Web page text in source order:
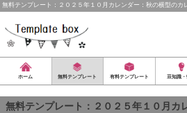
無料テンプレート：２０２５年１０月カレンダー：秋の横型のカ
ホーム 無料テンプレート 有料テンプレート 豆知識・
無料テンプレート：２０２５年１０月カ